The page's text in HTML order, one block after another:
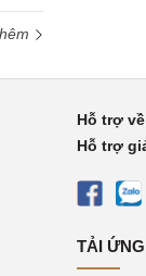
Hỗ trợ
Hỗ trợ
TẢI